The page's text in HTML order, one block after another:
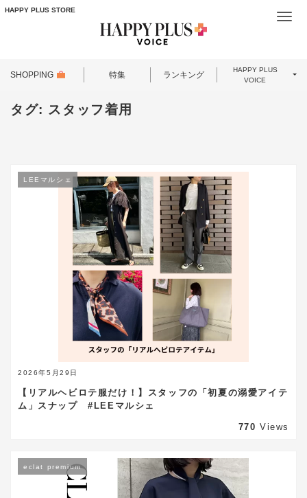
HAPPY PLUS STORE
SHOPPING 特集 ランキング
HAPPY PLUS
VOICE
タグ: スタッフ着用
2026年5月29日
LEEマルシェ
【リアルヘビロテ服だけ！】スタッフの「初夏の溺愛アイテ
ム」スナップ #LEEマルシェ
770 Views
eclat premium